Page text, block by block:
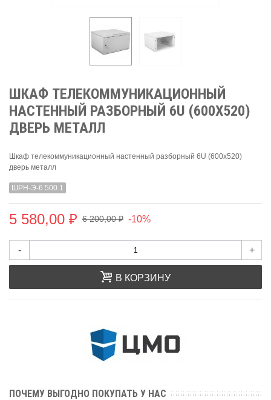
ШКАФ ТЕЛЕКОММУНИКАЦИОННЫЙ
НАСТЕННЫЙ РАЗБОРНЫЙ 6U (600Х520)
ДВЕРЬ МЕТАЛЛ
Шкаф телекоммуникационный настенный разборный 6U (600х520)
дверь металл
ШРН-Э-6.500.1
5 580,00 ₽ 6 200,00 ₽ -10%
- +
В КОРЗИНУ
ПОЧЕМУ ВЫГОДНО ПОКУПАТЬ У НАС